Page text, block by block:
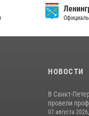
НОВОСТИ
В Санкт-
провели
07 августа